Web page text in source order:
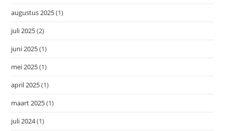
augustus 2025(1)
juli 2025(2)
juni 2025(1)
mei 2025(1)
april 2025(1)
maart 2025(1)
juli 2024(1)